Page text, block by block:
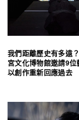
我們距離歷史有多遠
宮文化博物館邀請9位
以創作重新回應過去